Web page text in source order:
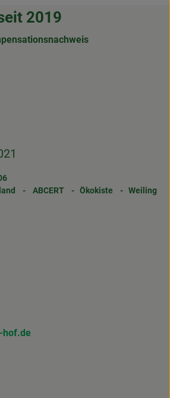
2019
www.facebook.com/
- ABCERT - Ökokiste - Weiling
hof.de